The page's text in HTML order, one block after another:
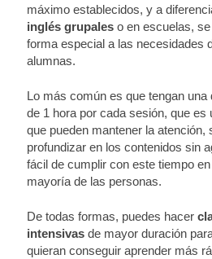
máximo establecidos, y a
inglés grupales o en escuelas,
forma especial a las necesidades
alumnas.
Lo más común es que tengan
de 1 hora por cada sesión, que es
que pueden mantener la atención,
profundizar en los contenidos sin
fácil de cumplir con este tiempo
mayoría de las personas.
De todas formas, puedes hacer
intensivas de mayor duración
quieran conseguir aprender más